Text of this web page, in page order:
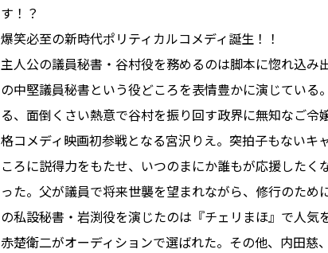
す！？
爆笑必至の新時代ポリティカルコメディ誕生！！
主人公の議員秘書・谷村役を務めるのは脚本に惚れ込み
の中堅議員秘書という役どころを表情豊かに演じている
る、面倒くさい熱意で谷村を振り回す政界に無知なご
格コメディ映画初参戦となる宮沢りえ。突拍子もないキ
ころに説得力をもたせ、いつのまにか誰もが応援したく
った。父が議員で将来世襲を望まれながら、修行のた
の私設秘書・岩渕役を演じたのは『チェリまほ』で人気
赤楚衛二がオーディションで選ばれた。その他、内田慈